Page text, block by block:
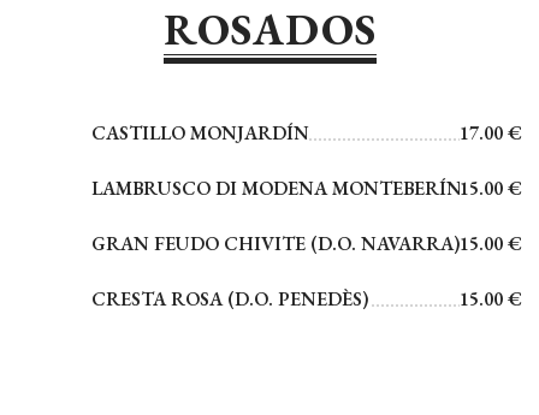
ROSADOS
CASTILLO MONJARDÍN 17.00 €
LAMBRUSCO DI MODENA MONTEBERÍN15.00 €
GRAN FEUDO CHIVITE (D.O. NAVARRA)15.00 €
CRESTA ROSA (D.O. PENEDÈS) 15.00 €